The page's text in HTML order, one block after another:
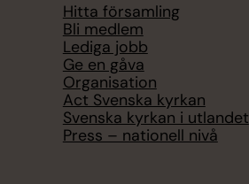
Hitta församling
Bli medlem
Lediga jobb
Ge en gåva
Organisation
Act Svenska kyrkan
Svenska kyrkan i utlandet
Press – nationell nivå